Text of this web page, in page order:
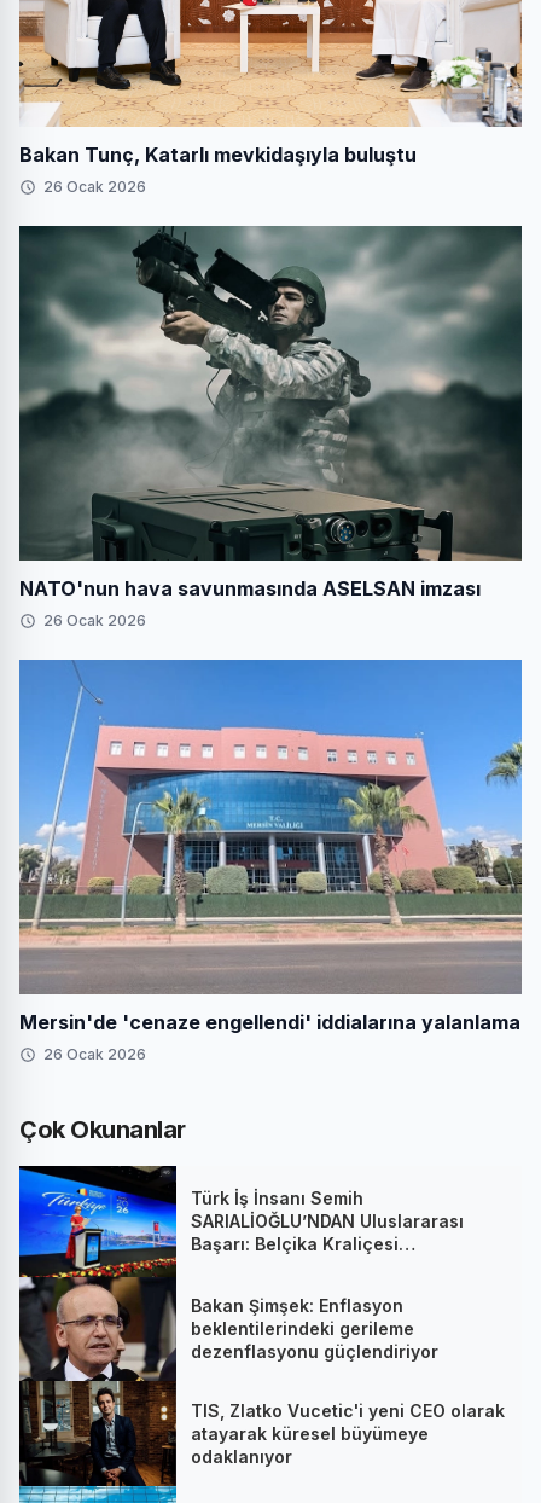
Bakan Tunç, Katarlı mevkidaşıyla buluştu
26 Ocak 2026
NATO'nun hava savunmasında ASELSAN imzası
26 Ocak 2026
Mersin'de 'cenaze engellendi' iddialarına yalanlama
26 Ocak 2026
Çok Okunanlar
Türk İş İnsanı Semih
SARIALİOĞLU’NDAN Uluslararası
Başarı: Belçika Kraliçesi
Bakan Şimşek: Enflasyon
beklentilerindeki gerileme
dezenflasyonu güçlendiriyor
TIS, Zlatko Vucetic'i yeni CEO olarak
atayarak küresel büyümeye
odaklanıyor